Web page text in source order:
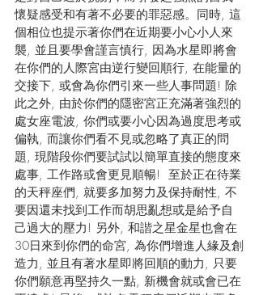
懷疑感受和有著不必要的罪惡感。同時, 這
個相位也提示著你們在近期要小心小人來
襲, 並且要學會謹言慎行, 因為水星即將會
在你們的人際宮由逆行變回順行, 在能量的
交接下, 或會為你們引來一些人事問題! 除
此之外, 由於你們的隱密宮正充滿著強烈的
處女座電波, 你們或要小心因為過度思考或
偏執, 而讓你們看不見或忽略了真正的問
題, 現階段你們要試試以簡單直接的態度來
處事, 工作路或會更見順暢!  至於正在待業
的天秤座們, 就要多加努力及保持耐性, 不
要因還未找到工作而胡思亂想或是給予自
己過大的壓力! 另外, 和諧之星金星也會在
30日來到你們的命宮, 為你們增進人緣及創
造力, 並且有著水星即將回順的動力, 只要
你們願意再堅持久一點, 新機會就或會已在